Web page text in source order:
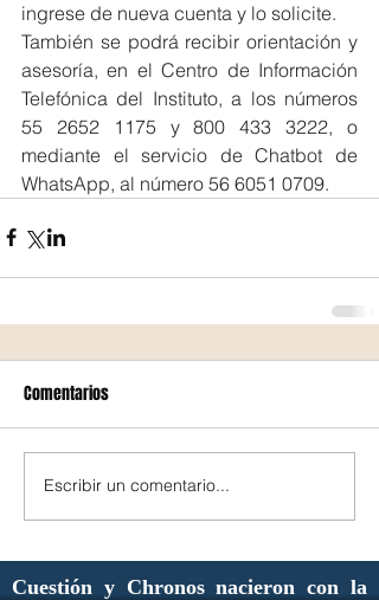
ingrese de nueva cuenta y lo solicite.
También se podrá recibir orientación y
asesoría, en el Centro de Información
Telefónica del Instituto, a los números
55 2652 1175 y 800 433 3222, o
mediante el servicio de Chatbot de
WhatsApp, al número 56 6051 0709.
Comentarios
Escribir un comentario...
Cuestión y Chronos nacieron con la